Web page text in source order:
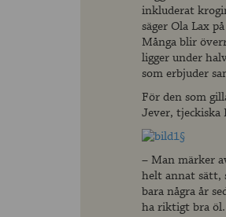
inkluderat
säger Ola Lax
Många blir
ligger under
som erbjuder
För den som
Jever, tjeckiska
– Man märker
helt annat sätt,
bara några år
ha riktigt bra öl.